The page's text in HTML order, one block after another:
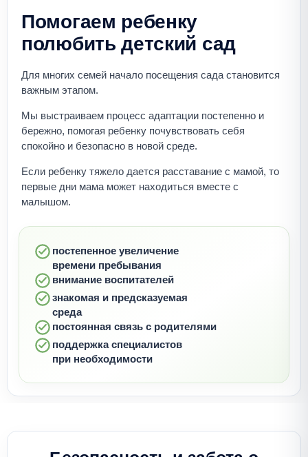
Помогаем ребенку
полюбить детский сад
Для многих семей начало посещения сада становится
важным этапом.
Мы выстраиваем процесс адаптации постепенно и
бережно, помогая ребенку почувствовать себя
спокойно и безопасно в новой среде.
Если ребенку тяжело дается расставание с мамой, то
первые дни мама может находиться вместе с
малышом.
постепенное увеличение
времени пребывания
внимание воспитателей
знакомая и предсказуемая
среда
постоянная связь с родителями
поддержка специалистов
при необходимости